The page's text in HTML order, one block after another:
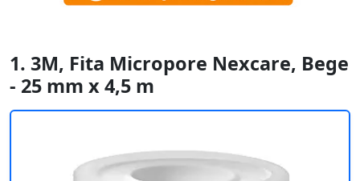
1. 3M, Fita Micropore Nexcare, Bege
- 25 mm x 4,5 m